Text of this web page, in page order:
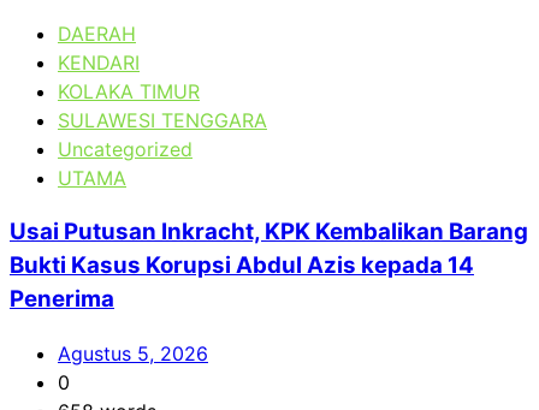
DAERAH
KENDARI
KOLAKA TIMUR
SULAWESI TENGGARA
Uncategorized
UTAMA
Usai Putusan Inkracht, KPK Kembalikan Barang
Bukti Kasus Korupsi Abdul Azis kepada 14
Penerima
Agustus 5, 2026
0